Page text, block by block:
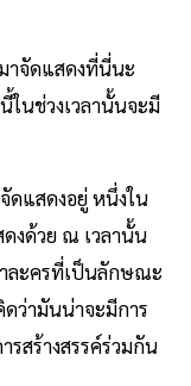
าจัดแสดงที่นี่นะ
นช่วงเวลานั้นจะมี
ดแสดงอยู่ หนึ่งใน
งด้วย ณ เวลานั้น
ำละครที่เป็นลักษณะ
ดว่ามันน่าจะมีการ
รสร้างสรรค์ร่วมกัน